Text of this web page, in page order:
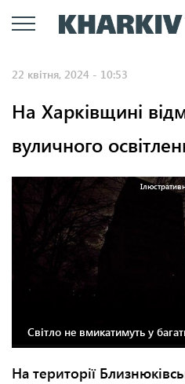
до
22 квітня, 2024 - 10:53
На Харківщині
вуличного
Світло не вмикатимуть у
На території